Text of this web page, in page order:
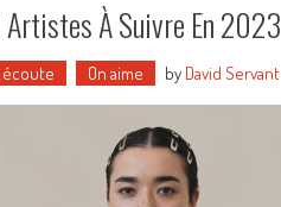
À Suivre En 2023
écoute On aime by David Servant